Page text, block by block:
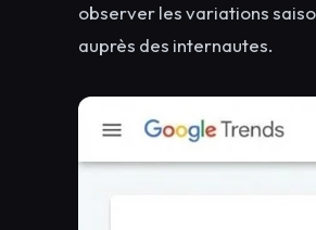
observer les variations
auprès des internautes.